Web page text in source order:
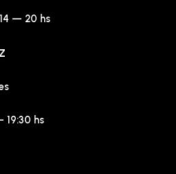
— 20 hs
19:30 hs